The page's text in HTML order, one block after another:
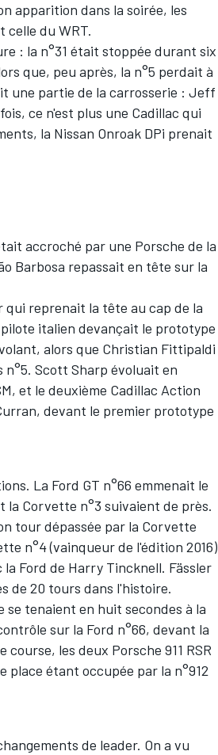
apparition dans la soirée, les
du WRT.
: la n°31 était stoppée durant six
que, peu après, la n°5 perdait à
une partie de la carrosserie : Jeff
ce n'est plus une Cadillac qui
la Nissan Onroak DPi prenait
accroché par une Porsche de la
Barbosa repassait en tête sur la
qui reprenait la tête au cap de la
italien devançait le prototype
alors que Christian Fittipaldi
Scott Sharp évoluait en
et le deuxième Cadillac Action
devant le premier prototype
La Ford GT n°66 emmenait le
la Corvette n°3 suivaient de près.
tour dépassée par la Corvette
n°4 (vainqueur de l'édition 2016)
Ford de Harry Tincknell. Fässler
de 20 tours dans l'histoire.
se tenaient en huit secondes à la
sur la Ford n°66, devant la
les deux Porsche 911 RSR
place étant occupée par la n°912
de leader. On a vu